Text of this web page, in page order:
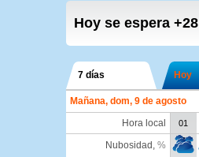
Hoy se espera +28
7 días Hoy
Mañana, dom, 9 de agosto
Hora local
01
Nubosidad , %